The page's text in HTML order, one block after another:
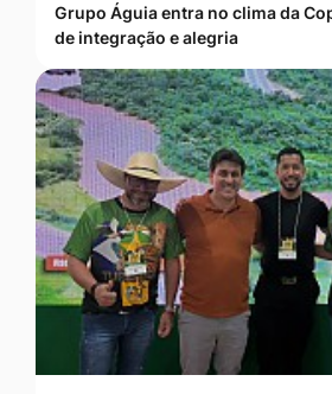
Grupo Águia entra no clima da
de integração e alegria